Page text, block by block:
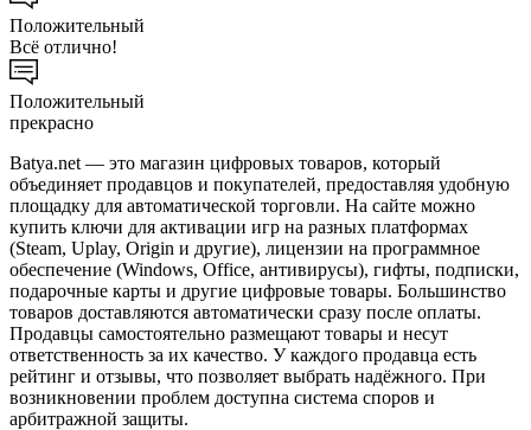
Положительный
Всё отлично!
Положительный
прекрасно
Batya.net — это магазин цифровых товаров, который
объединяет продавцов и покупателей, предоставляя удобную
площадку для автоматической торговли. На сайте можно
купить ключи для активации игр на разных платформах
(Steam, Uplay, Origin и другие), лицензии на программное
обеспечение (Windows, Office, антивирусы), гифты, подписки,
подарочные карты и другие цифровые товары. Большинство
товаров доставляются автоматически сразу после оплаты.
Продавцы самостоятельно размещают товары и несут
ответственность за их качество. У каждого продавца есть
рейтинг и отзывы, что позволяет выбрать надёжного. При
возникновении проблем доступна система споров и
арбитражной защиты.